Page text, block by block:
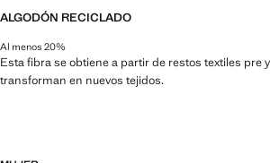
ALGODÓN RECICLADO
Al menos 20%
Esta fibra se obtiene a partir de restos textiles pre
transforman en nuevos tejidos.